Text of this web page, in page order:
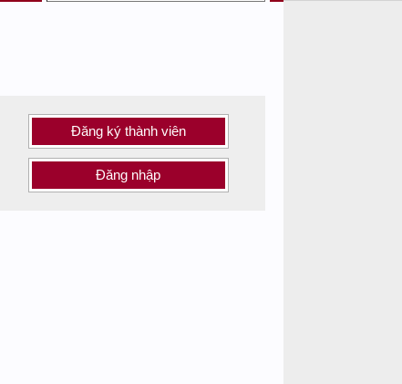
Đăng ký thành viên
Đăng nhập